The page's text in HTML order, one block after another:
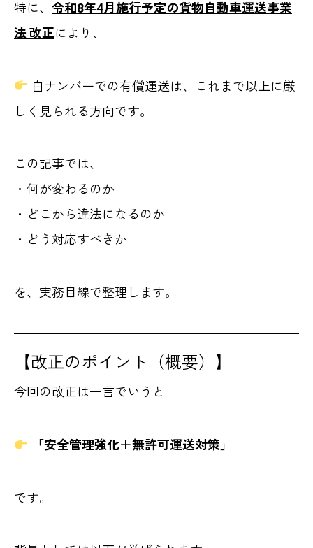
特に、 令和8年4月施行予定の貨物自動車運送事業
法 改正により、
白ナンバーでの有償運送は、これまで以上に厳
しく見られる方向です。
この記事では、
・何が変わるのか
・どこから違法になるのか
・どう対応すべきか
を、実務目線で整理します。
【改正のポイント（概要）】
今回の改正は一言でいうと
「安全管理強化＋無許可運送対策」
です。